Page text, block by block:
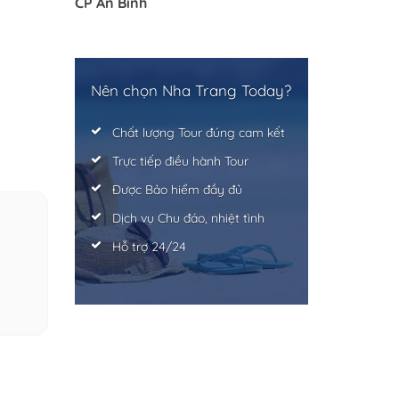
Nên chọn Nha Trang Today?
Chất lượng Tour đúng cam kết
Trực tiếp điều hành Tour
Được Bảo hiểm đầy đủ
Dịch vụ Chu đáo, nhiệt tình
Hỗ trợ 24/24